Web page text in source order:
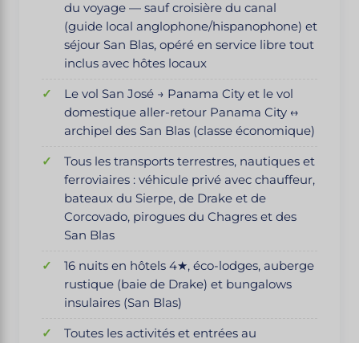
du voyage — sauf croisière du canal
(guide local anglophone/hispanophone) et
séjour San Blas, opéré en service libre tout
inclus avec hôtes locaux
Le vol San José → Panama City et le vol
domestique aller-retour Panama City ↔
archipel des San Blas (classe économique)
Tous les transports terrestres, nautiques et
ferroviaires : véhicule privé avec chauffeur,
bateaux du Sierpe, de Drake et de
Corcovado, pirogues du Chagres et des
San Blas
16 nuits en hôtels 4★, éco-lodges, auberge
rustique (baie de Drake) et bungalows
insulaires (San Blas)
Toutes les activités et entrées au